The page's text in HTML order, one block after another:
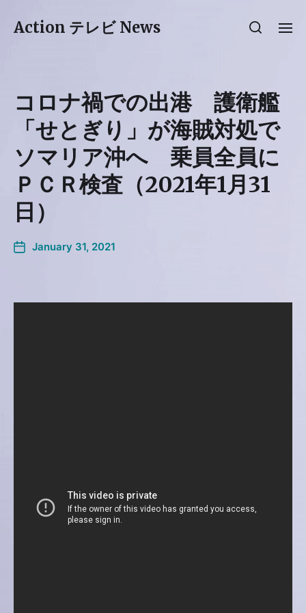
Action テレビ News
コロナ禍での出港 護衛艦
「せとぎり」が海賊対処で
ソマリア沖へ 乗員全員に
ＰＣＲ検査（2021年1月31
日）
January 31, 2021